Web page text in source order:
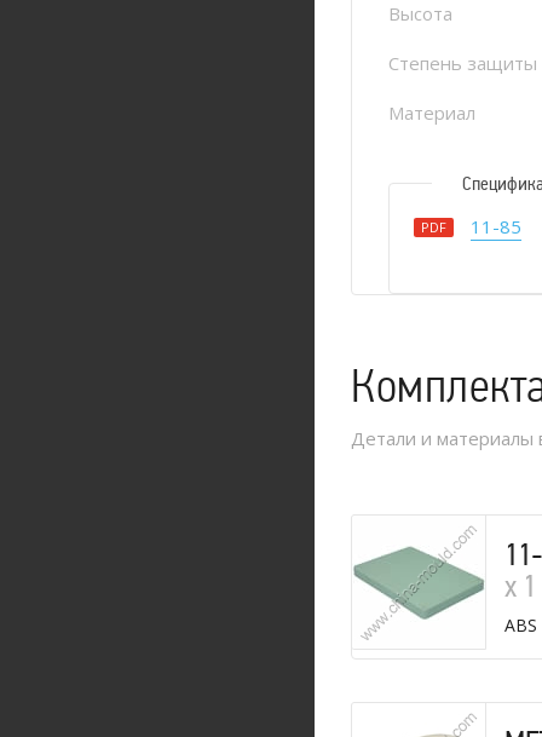
Высота
Степень защиты
Материал
PDF 11-85
Детали и материалы
х
ABS